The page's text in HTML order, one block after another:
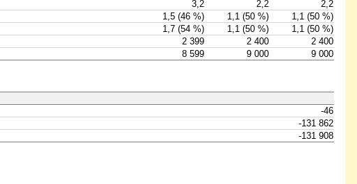
3,2 2,2
2,2
1,5 (46 %) 1,1 (50 %)
1,1 (50 %)
1,7 (54 %) 1,1 (50 %)
1,1 (50 %)
2 399 2 400
2 400
8 599 9 000 9 000
-46
-131 862
-131 908